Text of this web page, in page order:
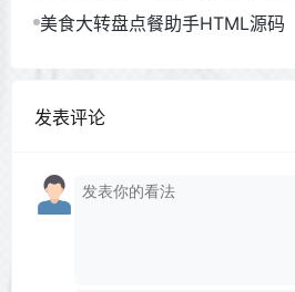
美食大转盘点餐助手HTML源码
发表评论